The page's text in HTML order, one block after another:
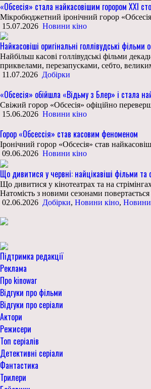
«Обсесія» стала найкасовішим горором ХХІ
Мікробюджетний іронічний горор
15.07.2026 Новини кіно
Найкасовіші оригінальні голлівудські фільми
Найбільш касові голлівудські фільми
приквелами, перезапусками, себто,
11.07.2026 Добірки
«Обсесія» обійшла «Відьму з Блер» і стала
Свіжий горор «Обсесія» офіційно
15.06.2026 Новини кіно
Горор «Обсессія» став касовим феноменом
Іронічний горор «Обсесія» став
09.06.2026 Новини кіно
Що дивитися у червні: найцікавіші фільми та
Що дивитися у кінотеатрах та на
Натомість з новими сезонами повертається
02.06.2026 Добірки, Новини кіно, Новини
Підтримка редакції
Реклама
Про kinowar
Відгуки про фільми
Відгуки про серіали
Актори
Режисери
Топ серіалів
Детективні серіали
Фантастика
Трилери